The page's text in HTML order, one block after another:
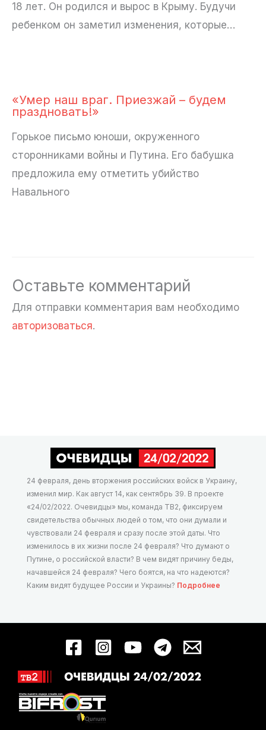
18 лет. Он родился и вырос в Крыму. Будучи
ребенком он заметил изменения, которые…
«Умер наш враг. Приезжай – будем
праздновать!»
Горькое письмо юноши, окруженного
сторонниками войны и Путина. Его бабушка
предложила ему отметить убийство
Навального
Оставьте комментарий
Для отправки комментария вам необходимо
авторизоваться.
24 февраля, день вторжения российских войск в Украину,
изменил мир. Как август 14, как сентябрь 39. В проекте
«24/02/2022. Очевидцы» мы, команда ТВ2, фиксируем
свидетельства обычных людей о том, что они думали и
чувствовали 24 февраля и сразу после этой даты. Что
изменилось в их жизни после 24 февраля? Что думают о
Путине, о российской власти? В чем видят причину беды,
начавшейся 24 февраля? Чего боятся, на что надеются?
Каким видят будущее России и Украины? Подробнее